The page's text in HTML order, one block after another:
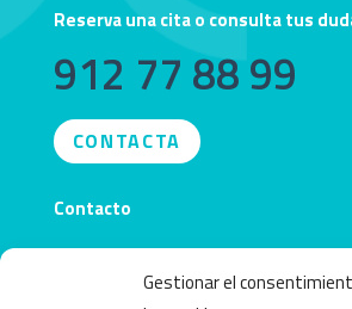
Gestionar el
Reserva una cita o consulta tus
912 77 88 99
CONTACTA
Contacto
info@obecentro.com